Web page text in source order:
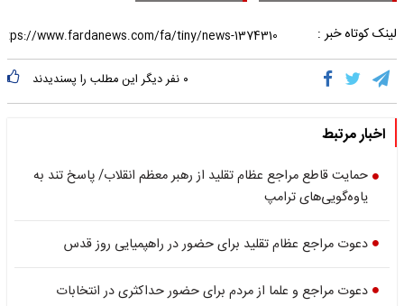
لینک کوتاه خبر :
۰ نفر دیگر این مطلب را پسندیدند
اخبار مرتبط
حمایت قاطع مراجع عظام تقلید ‌از رهبر معظم انقلاب/ پاسخ تند به
یاوه‌گویی‌های ترامپ
دعوت مراجع عظام تقلید برای حضور در راهپمیایی روز قدس
دعوت مراجع و علما از مردم برای حضور حداکثری در انتخابات